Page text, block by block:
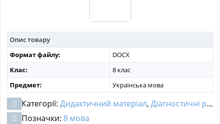
Опис товару
Формат файлу:
DOCX
Клас:
8 клас
Предмет:
Українська мова
Категорії: Дидактичний матеріал, Діагностичні роботи
Позначки: 8 мова